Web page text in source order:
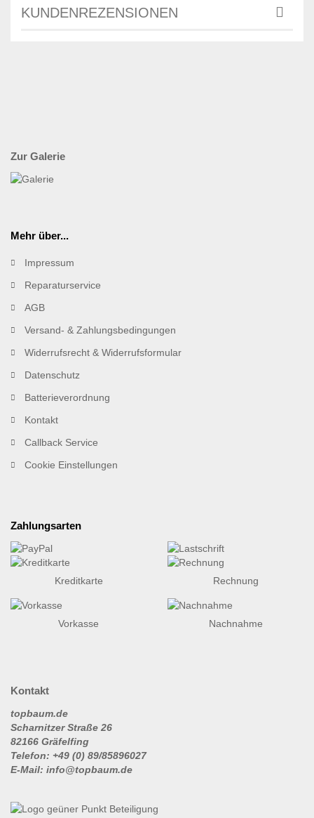
KUNDENREZENSIONEN
Zur Galerie
Mehr über...
Impressum
Reparaturservice
AGB
Versand- & Zahlungsbedingungen
Widerrufsrecht & Widerrufsformular
Datenschutz
Batterieverordnung
Kontakt
Callback Service
Cookie Einstellungen
Zahlungsarten
Kreditkarte Rechnung
Vorkasse Nachnahme
Kontakt
topbaum.de
Scharnitzer Straße 26
82166 Gräfelfing
Telefon: +49 (0) 89/85896027
E-Mail: info@topbaum.de